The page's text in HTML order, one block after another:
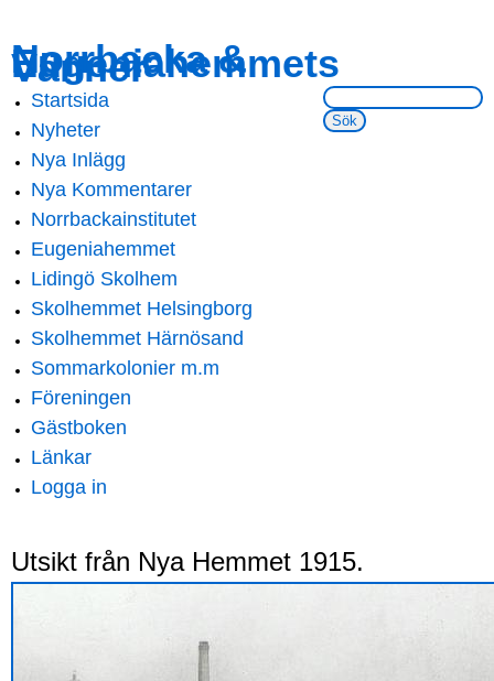
main
content
navigation
Norrbacka &
Eugeniahemmets
Vänner
Sök på webbsidan:
Main menu
Startsida
Nyheter
Nya Inlägg
Nya Kommentarer
Norrbackainstitutet
Eugeniahemmet
Lidingö Skolhem
Skolhemmet Helsingborg
Skolhemmet Härnösand
Sommarkolonier m.m
Föreningen
Gästboken
Länkar
Logga in
Utsikt från Nya Hemmet 1915.